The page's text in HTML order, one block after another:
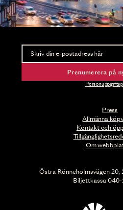
Press
Allmänna
Kontakt och
Om
Nyhetsbrev
Ta del av
Prenumerera på
Östra Rönneholmsvägen 20,
Biljettkassa 040-